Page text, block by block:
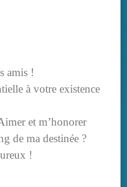
amis !
à votre existence
et m’honorer
de ma destinée ?
!